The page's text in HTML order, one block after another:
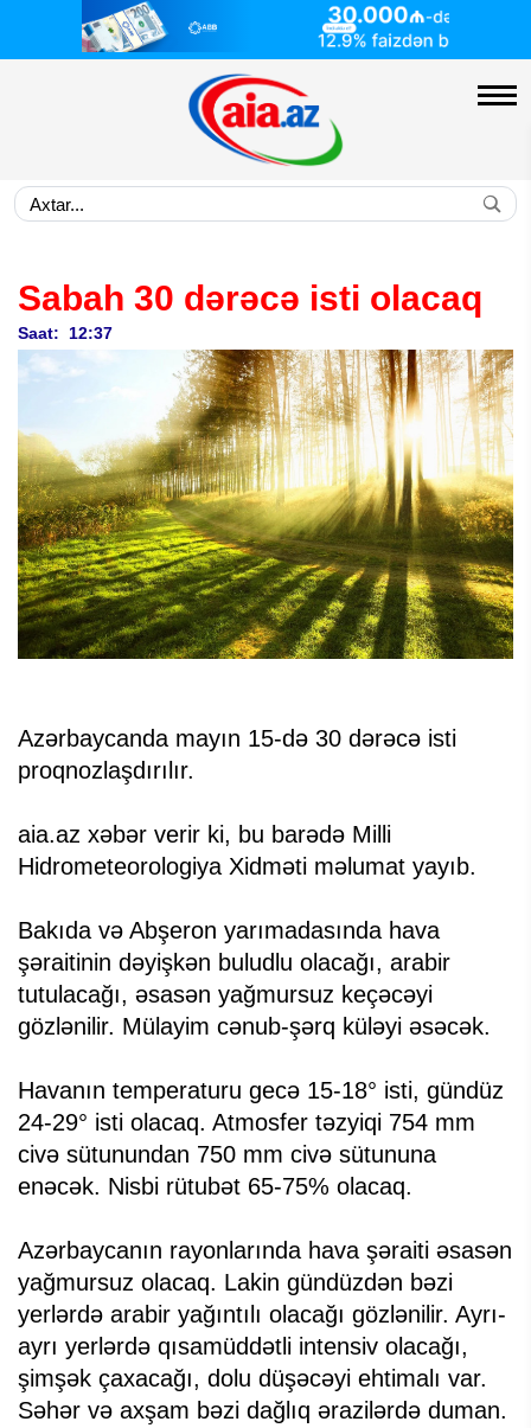
Sabah 30 dərəcə isti olacaq
Saat: 12:37
Azərbaycanda mayın 15-də 30 dərəcə isti
proqnozlaşdırılır.
aia.az xəbər verir ki, bu barədə Milli
Hidrometeorologiya Xidməti məlumat yayıb.
Bakıda və Abşeron yarımadasında hava
şəraitinin dəyişkən buludlu olacağı, arabir
tutulacağı, əsasən yağmursuz keçəcəyi
gözlənilir. Mülayim cənub-şərq küləyi əsəcək.
Havanın temperaturu gecə 15-18° isti, gündüz
24-29° isti olacaq. Atmosfer təzyiqi 754 mm
civə sütunundan 750 mm civə sütununa
enəcək. Nisbi rütubət 65-75% olacaq.
Azərbaycanın rayonlarında hava şəraiti əsasən
yağmursuz olacaq. Lakin gündüzdən bəzi
yerlərdə arabir yağıntılı olacağı gözlənilir. Ayrı-
ayrı yerlərdə qısamüddətli intensiv olacağı,
şimşək çaxacağı, dolu düşəcəyi ehtimalı var.
Səhər və axşam bəzi dağlıq ərazilərdə duman.